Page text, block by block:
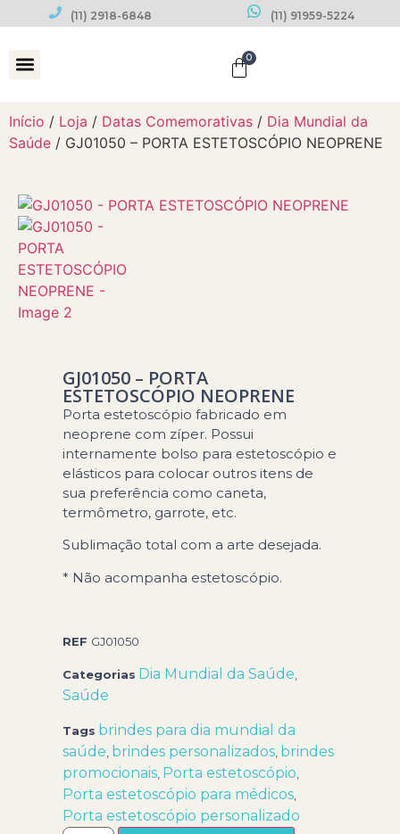
(11) 2918-6848 (11) 91959-5224
0
Início / Loja / Datas Comemorativas / Dia Mundial da
Saúde / GJ01050 – PORTA ESTETOSCÓPIO NEOPRENE
GJ01050 – PORTA
ESTETOSCÓPIO NEOPRENE
Porta estetoscópio fabricado em
neoprene com zíper. Possui
internamente bolso para estetoscópio e
elásticos para colocar outros itens de
sua preferência como caneta,
termômetro, garrote, etc.
Sublimação total com a arte desejada.
* Não acompanha estetoscópio.
REF GJ01050
Categorias Dia Mundial da Saúde
Saúde
Tags brindes para dia mundial da
saúde brindes personalizados brindes
promocionais Porta estetoscópio
Porta estetoscópio para médicos
Porta estetoscópio personalizado